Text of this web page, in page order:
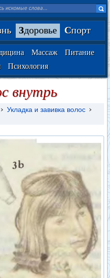
Здоровье Спорт
Массаж
Питание
Психология
внутрь
Укладка и завивка волос